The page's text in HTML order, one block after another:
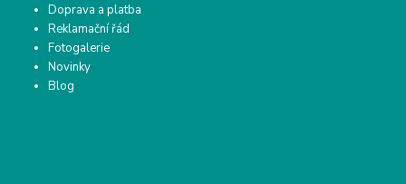
Doprava a platba
Reklamační řád
Fotogalerie
Novinky
Blog